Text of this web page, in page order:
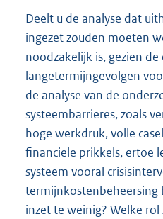
Deelt u de analyse dat
ingezet zouden moeten
noodzakelijk is, gezien
langetermijngevolgen
de analyse van de
systeembarrieres, zoals
hoge werkdruk, volle
financiele prikkels, ertoe
systeem vooral
termijnkostenbeheersing
inzet te weinig? Welke